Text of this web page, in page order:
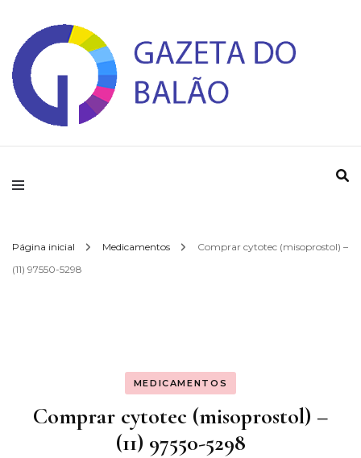
Gazeta do Balao
Página inicial Medicamentos
Comprar cytotec (misoprostol) –
(11) 97550-5298
MEDICAMENTOS
Comprar cytotec (misoprostol) –
(11) 97550-5298